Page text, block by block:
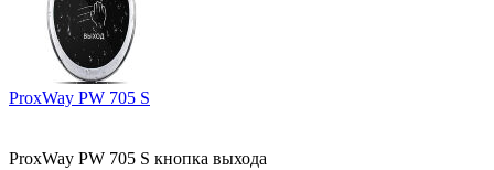
ProxWay PW 705 S
ProxWay PW 705 S кнопка выхода